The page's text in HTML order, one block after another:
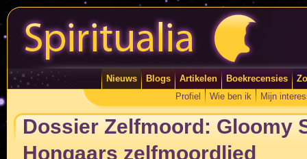
Nieuws Blogs Artikelen Boekrecensies
Profiel
Wie ben ik Mijn
Dossier Zelfmoord: Gloomy
Hongaars zelfmoordlied